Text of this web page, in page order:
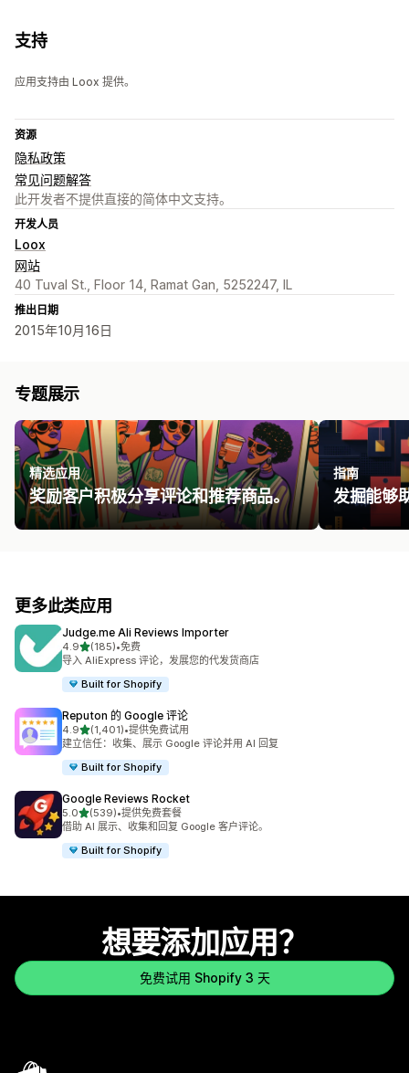
支持
应用支持由 Loox 提供。
资源
隐私政策
常见问题解答
此开发者不提供直接的简体中文支持。
开发人员
Loox
网站
40 Tuval St., Floor 14, Ramat Gan, 5252247, IL
推出日期
2015年10月16日
专题展示
精选应用
奖励客户积极分享评论和推荐商品。
指南
发掘能够
更多此类应用
Judge.me Ali Reviews Importer
4.9星（满分 5 星）
(185)
总共 185 条评论
•免费
导入 AliExpress 评论，发展您的代发货商店
Built for Shopify
Reputon 的 Google 评论
4.9星（满分 5 星）
(1,401)
总共 1401 条评论
•提供免费试用
建立信任：收集、展示 Google 评论并用 AI 回复
Built for Shopify
Google Reviews Rocket
5.0星（满分 5 星）
(539)
总共 539 条评论
•提供免费套餐
借助 AI 展示、收集和回复 Google 客户评论。
Built for Shopify
想要添加应用？
免费试用 Shopify 3 天